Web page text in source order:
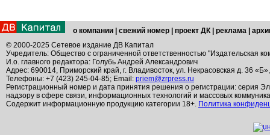
о компании свежий номер проект ДК реклама
© 2000-2025 Сетевое издание ДВ Капитал
Учредитель: Общество с ограниченной ответственностью "Издательская
И.о. главного редактора: Голубь Андрей Александрович
Адрес: 690014, Приморский край, г. Владивосток, ул. Некрасовская д. 36
Телефоны: +7 (423) 245-04-85; Email: priem@zrpress.ru
Регистрационный номер и дата принятия решения о регистрации: серия
надзору в сфере связи, информационных технологий и массовых
Содержит информационную продукцию категории 18+. Политика